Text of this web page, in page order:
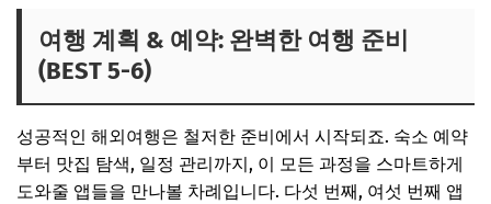
여행 계획 & 예약: 완벽한 여행 준비
(BEST 5-6)
성공적인 해외여행은 철저한 준비에서 시작되죠. 숙소 예약
부터 맛집 탐색, 일정 관리까지, 이 모든 과정을 스마트하게
도와줄 앱들을 만나볼 차례입니다. 다섯 번째, 여섯 번째 앱